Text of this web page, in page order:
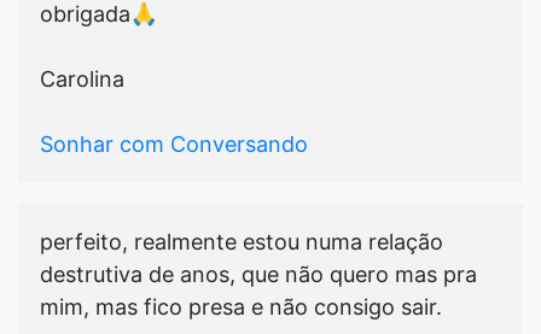
obrigada🙏
Carolina
Sonhar com Conversando
perfeito, realmente estou numa relação
destrutiva de anos, que não quero mas pra
mim, mas fico presa e não consigo sair.